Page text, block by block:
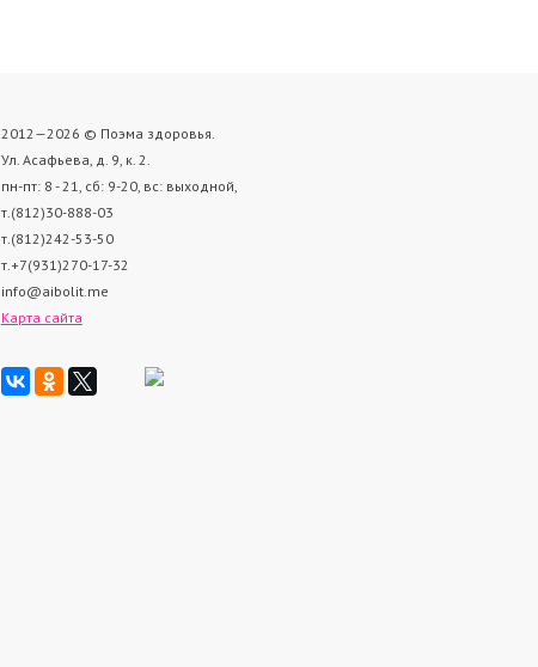
2012—2026 © Поэма здоровья.
Ул. Асафьева, д. 9, к. 2.
пн-пт: 8 - 21, cб: 9-20, вс: выходной,
т.(812)30-888-03
т.(812)242-53-50
т.+7(931)270-17-32
info@aibolit.me
Карта сайта